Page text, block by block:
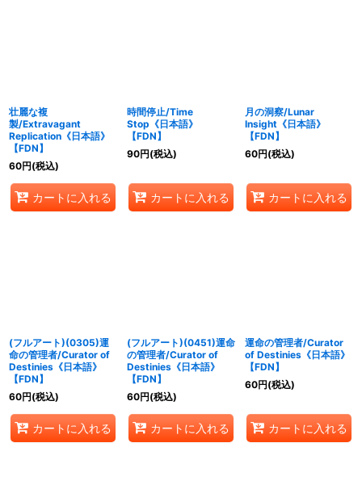
壮麗な複
製/Extravagant
Replication《日本語》
【FDN】
60円(税込)
カートに入れる
時間停止/Time
Stop《日本語》
【FDN】
90円(税込)
カートに入れる
月の洞察/Lunar
Insight《日本語》
【FDN】
60円(税込)
カートに入れる
(フルアート)(0305)運
命の管理者/Curator of
Destinies《日本語》
【FDN】
60円(税込)
カートに入れる
(フルアート)(0451)運命
の管理者/Curator of
Destinies《日本語》
【FDN】
60円(税込)
カートに入れる
運命の管理者/Curator
of Destinies《日本語》
【FDN】
60円(税込)
カートに入れる